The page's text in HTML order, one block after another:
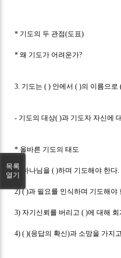
* 기도의 두 관점(도표)
*왜 기도가 어려운가?
3. 기도는( ) 안에서( )의 이름으로
- 기도의 대상( )과 기도자 자신에
* 올바른 기도의 태도
1) 하나님을( )하며 기도해야 한다.
2) ( )과 필요를 인식하며 기도해야
3)자기신뢰를 버리고( )에 대해
4) ( )(응답의 확신)과 소망을 가지
목록
열기